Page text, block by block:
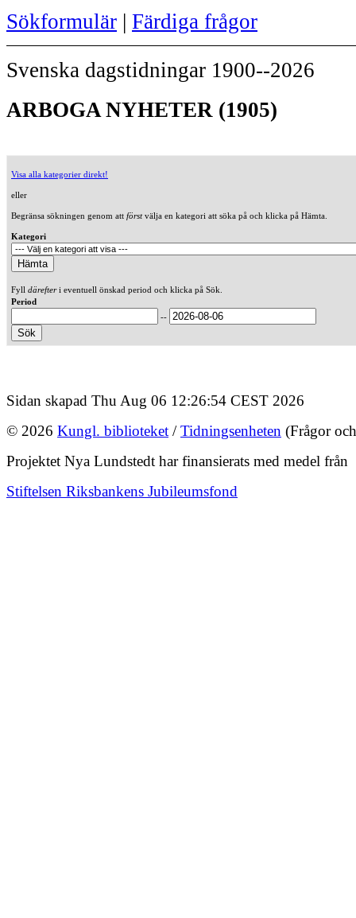
Sökformulär | Färdiga frågor
Svenska dagstidningar 1900--2026
ARBOGA NYHETER (1905)
Visa alla kategorier direkt!
eller
Begränsa sökningen genom att förstvälja en kategori att söka på och klicka på Hämta.
Kategori
Fyll därefteri eventuell önskad period och klicka på Sök.
Period
--
Sidan skapad Thu Aug 06 12:26:54 CEST 2026
© 2026 Kungl. biblioteket /Tidningsenheten (Frågor
Projektet Nya Lundstedt har finansierats med medel från
Stiftelsen Riksbankens Jubileumsfond